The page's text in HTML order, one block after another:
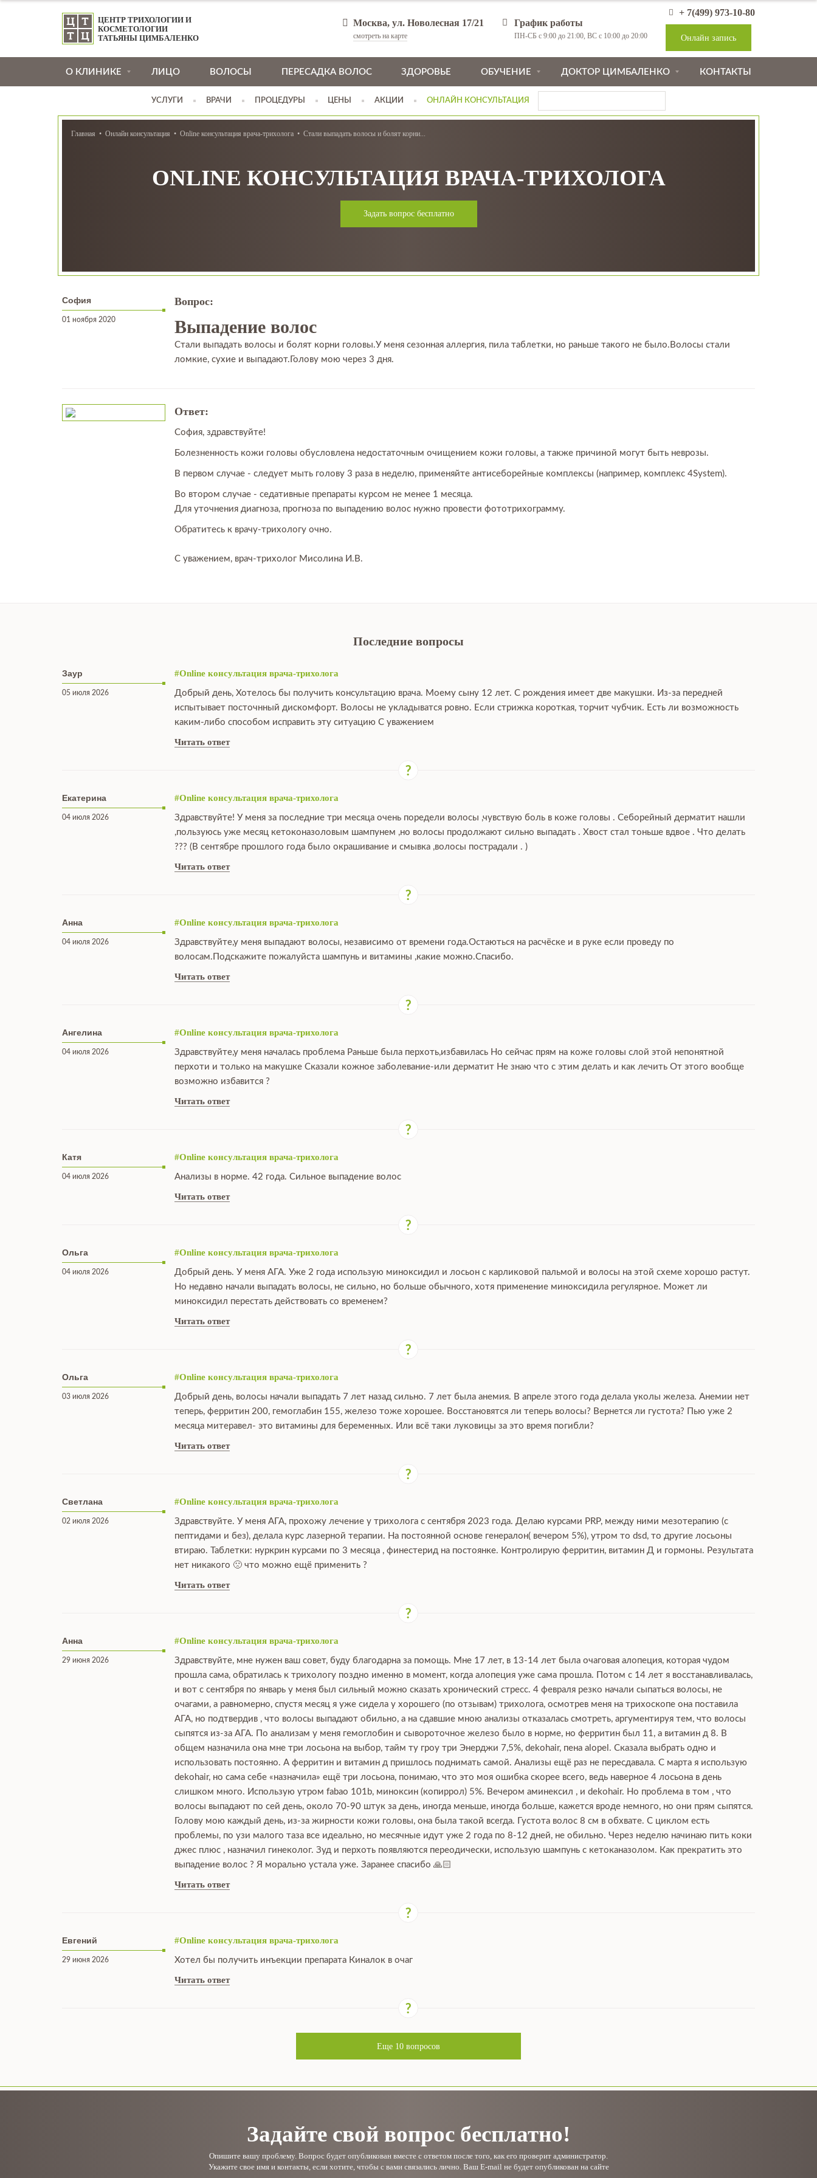
ЦЕНТР ТРИХОЛОГИИ И
КОСМЕТОЛОГИИ
ТАТЬЯНЫ ЦИМБАЛЕНКО
Москва, ул. Новолесная 17/21
смотреть на карте
График работы
ПН-СБ с 9:00 до 21:00, ВС с 10:00 до 20:00
+ 7(499) 973-10-80
Онлайн запись
О КЛИНИКЕ ЛИЦО ВОЛОСЫ ПЕРЕСАДКА ВОЛОС ЗДОРОВЬЕ ОБУЧЕНИЕ ДОКТОР ЦИМБАЛЕНКО КОНТАКТЫ
УСЛУГИ ВРАЧИ ПРОЦЕДУРЫ ЦЕНЫ АКЦИИ ОНЛАЙН КОНСУЛЬТАЦИЯ
Главная Онлайн консультация Online консультация врача-трихолога Стали выпадать волосы и болят корни...
ONLINE КОНСУЛЬТАЦИЯ ВРАЧА-ТРИХОЛОГА
Задать вопрос бесплатно
София
01 ноября 2020
Вопрос:
Выпадение волос
Стали выпадать волосы и болят корни головы.У меня сезонная аллергия, пила таблетки, но раньше такого не было.Волосы стали
ломкие, сухие и выпадают.Голову мою через 3 дня.
Ответ:
София, здравствуйте!
Болезненность кожи головы обусловлена недостаточным очищением кожи головы, а также причиной могут быть неврозы.
В первом случае - следует мыть голову 3 раза в неделю, применяйте антисеборейные комплексы (например, комплекс 4System).
Во втором случае - седативные препараты курсом не менее 1 месяца.
Для уточнения диагноза, прогноза по выпадению волос нужно провести фототрихограмму.
Обратитесь к врачу-трихологу очно.
С уважением, врач-трихолог Мисолина И.В.
Последние вопросы
Заур
05 июля 2026
#Online консультация врача-трихолога
Добрый день, Хотелось бы получить консультацию врача. Моему сыну 12 лет. С рождения имеет две макушки. Из-за передней
испытывает посточнный дискомфорт. Волосы не укладыватся ровно. Если стрижка короткая, торчит чубчик. Есть ли возможность
каким-либо способом исправить эту ситуацию С уважением
Читать ответ
Екатерина
04 июля 2026
#Online консультация врача-трихолога
Здравствуйте! У меня за последние три месяца очень поредели волосы ,чувствую боль в коже головы . Себорейный дерматит нашли
,пользуюсь уже месяц кетоконазоловым шампунем ,но волосы продолжают сильно выпадать . Хвост стал тоньше вдвое . Что делать
??? (В сентябре прошлого года было окрашивание и смывка ,волосы пострадали . )
Читать ответ
Анна
04 июля 2026
#Online консультация врача-трихолога
Здравствуйте,у меня выпадают волосы, независимо от времени года.Остаються на расчёске и в руке если проведу по
волосам.Подскажите пожалуйста шампунь и витамины ,какие можно.Спасибо.
Читать ответ
Ангелина
04 июля 2026
#Online консультация врача-трихолога
Здравствуйте,у меня началась проблема Раньше была перхоть,избавилась Но сейчас прям на коже головы слой этой непонятной
перхоти и только на макушке Сказали кожное заболевание-или дерматит Не знаю что с этим делать и как лечить От этого вообще
возможно избавится ?
Читать ответ
Катя
04 июля 2026
#Online консультация врача-трихолога
Анализы в норме. 42 года. Сильное выпадение волос
Читать ответ
Ольга
04 июля 2026
#Online консультация врача-трихолога
Добрый день. У меня АГА. Уже 2 года использую миноксидил и лосьон с карликовой пальмой и волосы на этой схеме хорошо растут.
Но недавно начали выпадать волосы, не сильно, но больше обычного, хотя применение миноксидила регулярное. Может ли
миноксидил перестать действовать со временем?
Читать ответ
Ольга
03 июля 2026
#Online консультация врача-трихолога
Добрый день, волосы начали выпадать 7 лет назад сильно. 7 лет была анемия. В апреле этого года делала уколы железа. Анемии нет
теперь, ферритин 200, гемоглабин 155, железо тоже хорошее. Восстановятся ли теперь волосы? Вернется ли густота? Пью уже 2
месяца митеравел- это витамины для беременных. Или всё таки луковицы за это время погибли?
Читать ответ
Светлана
02 июля 2026
#Online консультация врача-трихолога
Здравствуйте. У меня АГА, прохожу лечение у трихолога с сентября 2023 года. Делаю курсами PRP, между ними мезотерапию (с
пептидами и без), делала курс лазерной терапии. На постоянной основе генералон( вечером 5%), утром то dsd, то другие лосьоны
втираю. Таблетки: нуркрин курсами по 3 месяца , финестерид на постоянке. Контролирую ферритин, витамин Д и гормоны. Результата
нет никакого 🙁 что можно ещё применить ?
Читать ответ
Анна
29 июня 2026
#Online консультация врача-трихолога
Здравствуйте, мне нужен ваш совет, буду благодарна за помощь. Мне 17 лет, в 13-14 лет была очаговая алопеция, которая чудом
прошла сама, обратилась к трихологу поздно именно в момент, когда алопеция уже сама прошла. Потом с 14 лет я восстанавливалась,
и вот с сентября по январь у меня был сильный можно сказать хронический стресс. 4 февраля резко начали сыпаться волосы, не
очагами, а равномерно, спустя месяц я уже сидела у хорошего (по отзывам) трихолога, осмотрев меня на трихоскопе она поставила
АГА, но подтвердив , что волосы выпадают обильно, а на сдавшие мною анализы отказалась смотреть, аргументируя тем, что волосы
сыпятся из-за АГА. По анализам у меня гемоглобин и сывороточное железо было в норме, но ферритин был 11, а витамин д 8. В
общем назначила она мне три лосьона на выбор, тайм ту гроу три Энерджи 7,5%, dekohair, пена alopel. Сказала выбрать одно и
использовать постоянно. А ферритин и витамин д пришлось поднимать самой. Анализы ещё раз не пересдавала. С марта я использую
dekohair, но сама себе «назначила» ещё три лосьона, понимаю, что это моя ошибка скорее всего, ведь наверное 4 лосьона в день
слишком много. Использую утром fabao 101b, миноксин (копиррол) 5%. Вечером аминексил , и dekohair. Но проблема в том , что
волосы выпадают по сей день, около 70-90 штук за день, иногда меньше, иногда больше, кажется вроде немного, но они прям сыпятся.
Голову мою каждый день, из-за жирности кожи головы, она была такой всегда. Густота волос 8 см в обхвате. С циклом есть
проблемы, по узи малого таза все идеально, но месячные идут уже 2 года по 8-12 дней, не обильно. Через неделю начинаю пить коки
джес плюс , назначил гинеколог. Зуд и перхоть появляются переодически, использую шампунь с кетоканазолом. Как прекратить это
выпадение волос ? Я морально устала уже. Заранее спасибо 🙏🏻
Читать ответ
Евгений
29 июня 2026
#Online консультация врача-трихолога
Хотел бы получить инъекции препарата Киналок в очаг
Читать ответ
Еще 10 вопросов
Задайте свой вопрос бесплатно!
Опишите вашу проблему. Вопрос будет опубликован вместе с ответом после того, как его проверит администратор.
Укажите свое имя и контакты, если хотите, чтобы с вами связались лично. Ваш E-mail не будет опубликован на сайте